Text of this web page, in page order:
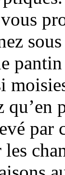
par